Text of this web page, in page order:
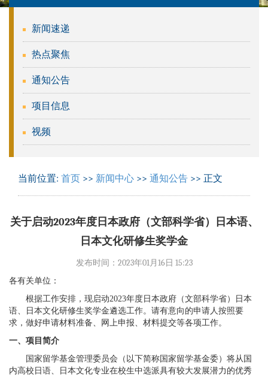
新闻速递
热点聚焦
通知公告
项目信息
视频
当前位置: 首页 >> 新闻中心 >> 通知公告 >> 正文
关于启动2023年度日本政府（文部科学省）日本语、
日本文化研修生奖学金
发布时间：2023年01月16日 15:23
各有关单位 ：
根据工作安排，现启动2023年度日本政府（文部科学省）日本
语、日本文化研修生奖学金遴选工作。请有意向的申请人按照要
求，做好申请材料准备、网上申报、材料提交等各项工作。
一、项目简介
国家留学基金管理委员会（以下简称国家留学基金委）将从国
内高校日语、日本文化专业在校生中选派具有较大发展潜力的优秀